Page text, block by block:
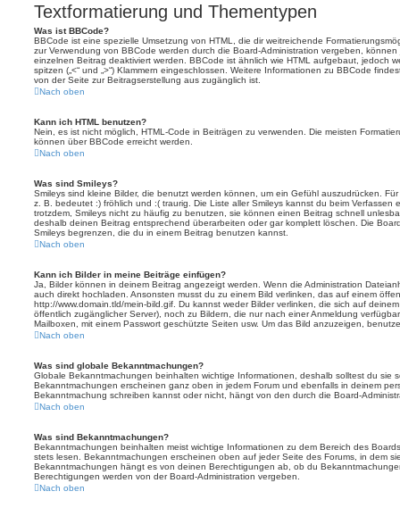
Textformatierung und Thementypen
Was ist BBCode?
BBCode ist eine spezielle Umsetzung von HTML, die dir weitreichende
zur Verwendung von BBCode werden durch die Board-Administration vergeben,
einzelnen Beitrag deaktiviert werden. BBCode ist ähnlich wie HTML aufgebaut, jedoch
spitzen („<“ und „>“) Klammern eingeschlossen. Weitere Informationen zu BBCode
von der Seite zur Beitragserstellung aus zugänglich ist.
Nach oben
Kann ich HTML benutzen?
Nein, es ist nicht möglich, HTML-Code in Beiträgen zu verwenden. Die meisten
können über BBCode erreicht werden.
Nach oben
Was sind Smileys?
Smileys sind kleine Bilder, die benutzt werden können, um ein Gefühl auszudrücken.
z. B. bedeutet :) fröhlich und :( traurig. Die Liste aller Smileys kannst du beim Verfassen
trotzdem, Smileys nicht zu häufig zu benutzen, sie können einen Beitrag schnell
deshalb deinen Beitrag entsprechend überarbeiten oder gar komplett löschen. Die
Smileys begrenzen, die du in einem Beitrag benutzen kannst.
Nach oben
Kann ich Bilder in meine Beiträge einfügen?
Ja, Bilder können in deinem Beitrag angezeigt werden. Wenn die Administration
auch direkt hochladen. Ansonsten musst du zu einem Bild verlinken, das auf einem
http://www.domain.tld/mein-bild.gif. Du kannst weder Bilder verlinken, die sich auf
öffentlich zugänglicher Server), noch zu Bildern, die nur nach einer Anmeldung
Mailboxen, mit einem Passwort geschützte Seiten usw. Um das Bild anzuzeigen,
Nach oben
Was sind globale Bekanntmachungen?
Globale Bekanntmachungen beinhalten wichtige Informationen, deshalb solltest du sie
Bekanntmachungen erscheinen ganz oben in jedem Forum und ebenfalls in deinem
Bekanntmachung schreiben kannst oder nicht, hängt von den durch die Board-
Nach oben
Was sind Bekanntmachungen?
Bekanntmachungen beinhalten meist wichtige Informationen zu dem Bereich des
stets lesen. Bekanntmachungen erscheinen oben auf jeder Seite des Forums, in dem
Bekanntmachungen hängt es von deinen Berechtigungen ab, ob du
Berechtigungen werden von der Board-Administration vergeben.
Nach oben